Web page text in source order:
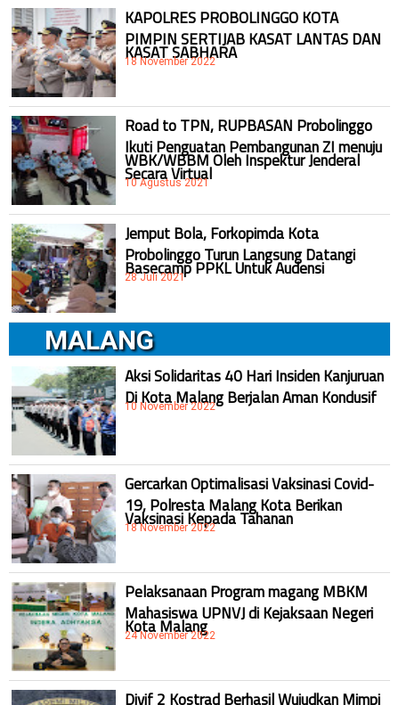
KAPOLRES PROBOLINGGO KOTA
PIMPIN SERTIJAB KASAT LANTAS DAN
KASAT SABHARA
18 November 2022
Road to TPN, RUPBASAN Probolinggo
Ikuti Penguatan Pembangunan ZI menuju
WBK/WBBM Oleh Inspektur Jenderal
Secara Virtual
10 Agustus 2021
Jemput Bola, Forkopimda Kota
Probolinggo Turun Langsung Datangi
Basecamp PPKL Untuk Audensi
28 Juli 2021
MALANG
Aksi Solidaritas 40 Hari Insiden Kanjuruan
Di Kota Malang Berjalan Aman Kondusif
10 November 2022
Gercarkan Optimalisasi Vaksinasi Covid-
19, Polresta Malang Kota Berikan
Vaksinasi Kepada Tahanan
18 November 2022
Pelaksanaan Program magang MBKM
Mahasiswa UPNVJ di Kejaksaan Negeri
Kota Malang
24 November 2022
Divif 2 Kostrad Berhasil Wujudkan Mimpi